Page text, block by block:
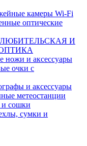
камеры Wi-Fi
оптические
ЛЮБИТЕЛЬСКАЯ И
и аксессуары
очки с
и аксессуары
метеостанции
сошки
сумки и